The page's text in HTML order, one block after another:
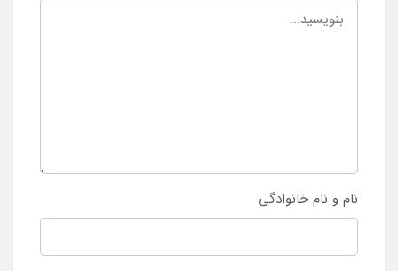
نام و نام خانوادگی